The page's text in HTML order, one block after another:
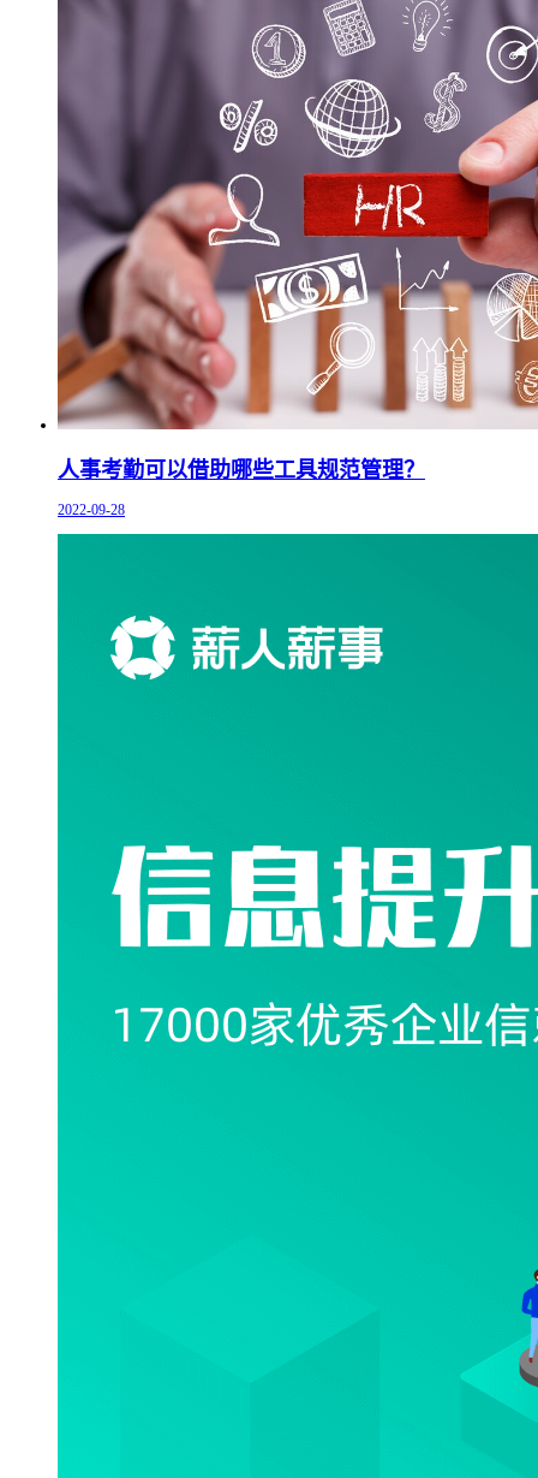
人事考勤可以借助哪些工具规范管理？
2022-09-28